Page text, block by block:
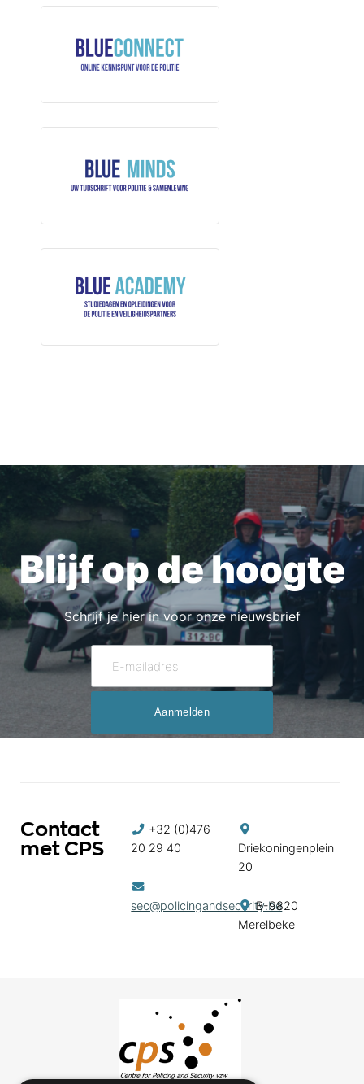
Blijf op de hoogte
Schrijf je hier in voor onze nieuwsbrief
Contact
met CPS
+32 (0)476
20 29 40
sec@policingandsecurity.be
Driekoningenplein
20
B-9820
Merelbeke